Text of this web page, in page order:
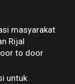
masyarakat
Rijal
to door
untuk